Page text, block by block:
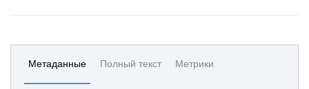
Метаданные Полный текст Метрики